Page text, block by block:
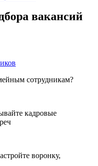
вакансий
сотрудникам?
кадровые
воронку,